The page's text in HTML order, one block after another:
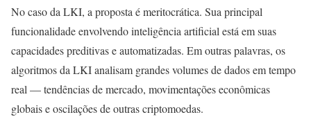
No caso da LKI, a proposta é meritocrática. Sua principal
funcionalidade envolvendo inteligência artificial está em suas
capacidades preditivas e automatizadas. Em outras palavras, os
algoritmos da LKI analisam grandes volumes de dados em tempo
real — tendências de mercado, movimentações econômicas
globais e oscilações de outras criptomoedas.